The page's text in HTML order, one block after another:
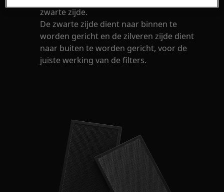
zwarte zijde.
De zwarte zijde dient naar binnen te
worden gericht en de zilveren zijde dient
naar buiten te worden gericht, voor de
juiste werking van de filters.